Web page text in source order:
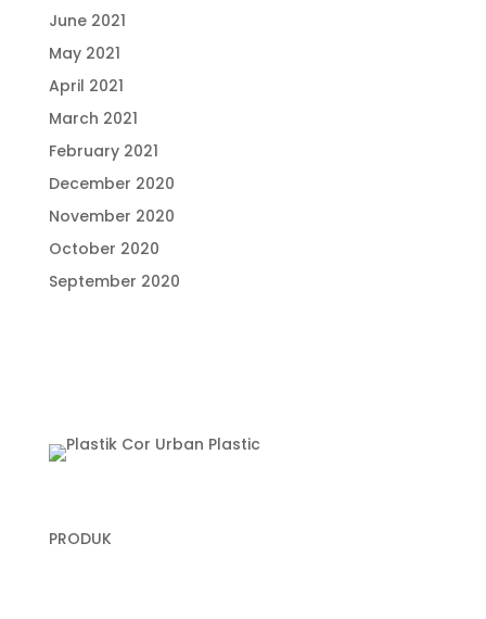
June 2021
May 2021
April 2021
March 2021
February 2021
December 2020
November 2020
October 2020
September 2020
PRODUK